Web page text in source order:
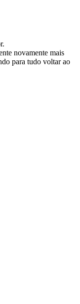
novamente mais
para tudo voltar ao